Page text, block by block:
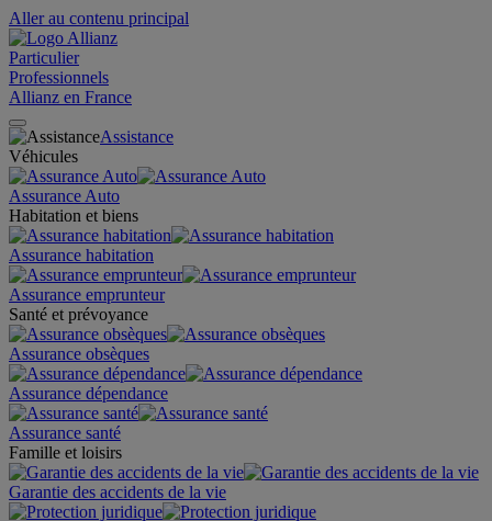
Aller au contenu principal
Particulier
Professionnels
Allianz en France
Assistance
Véhicules
Assurance Auto
Habitation et biens
Assurance habitation
Assurance emprunteur
Santé et prévoyance
Assurance obsèques
Assurance dépendance
Assurance santé
Famille et loisirs
Garantie des accidents de la vie